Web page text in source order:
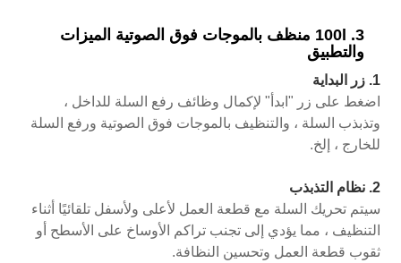
3. 100l منظف بالموجات فوق الصوتية الميزات
والتطبيق
1. زر البداية
اضغط على زر "ابدأ" لإكمال وظائف رفع السلة للداخل ،
وتذبذب السلة ، والتنظيف بالموجات فوق الصوتية ورفع السلة
للخارج ، إلخ.
2. نظام التذبذب
سيتم تحريك السلة مع قطعة العمل لأعلى ولأسفل تلقائيًا أثناء
التنظيف ، مما يؤدي إلى تجنب تراكم الأوساخ على الأسطح أو
ثقوب قطعة العمل وتحسين النظافة.